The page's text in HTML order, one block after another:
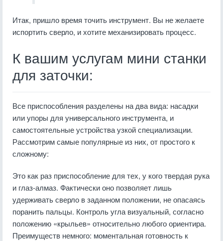
Итак, пришло время точить инструмент. Вы не желаете
испортить сверло, и хотите механизировать процесс.
К вашим услугам мини станки
для заточки:
Все приспособления разделены на два вида: насадки
или упоры для универсального инструмента, и
самостоятельные устройства узкой специализации.
Рассмотрим самые популярные из них, от простого к
сложному:
Это как раз приспособление для тех, у кого твердая рука
и глаз-алмаз. Фактически оно позволяет лишь
удерживать сверло в заданном положении, не опасаясь
поранить пальцы. Контроль угла визуальный, согласно
положению «крыльев» относительно любого ориентира.
Преимуществ немного: моментальная готовность к